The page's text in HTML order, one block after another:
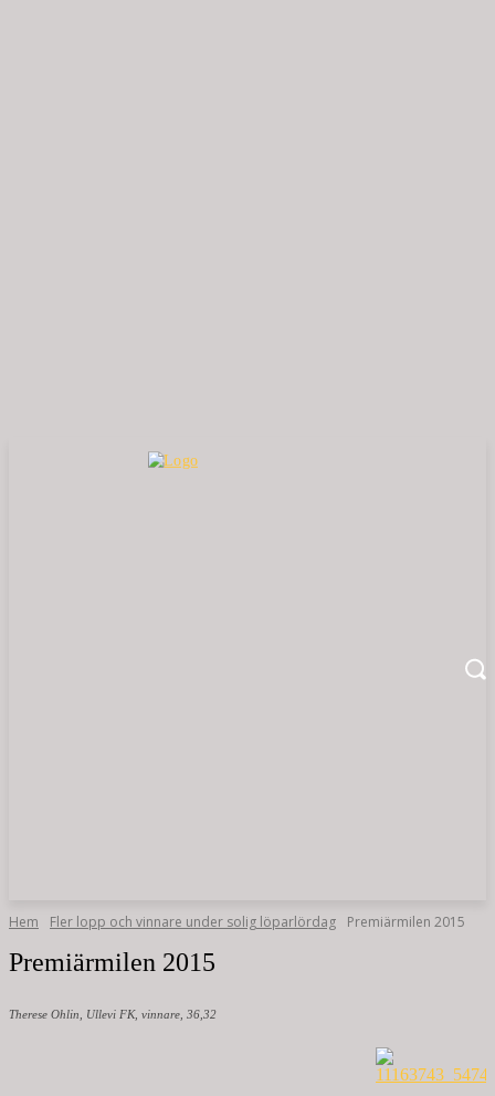
Hem Fler lopp och vinnare under solig löparlördag Premiärmilen 2015
Premiärmilen 2015
Therese Ohlin, Ullevi FK, vinnare, 36,32